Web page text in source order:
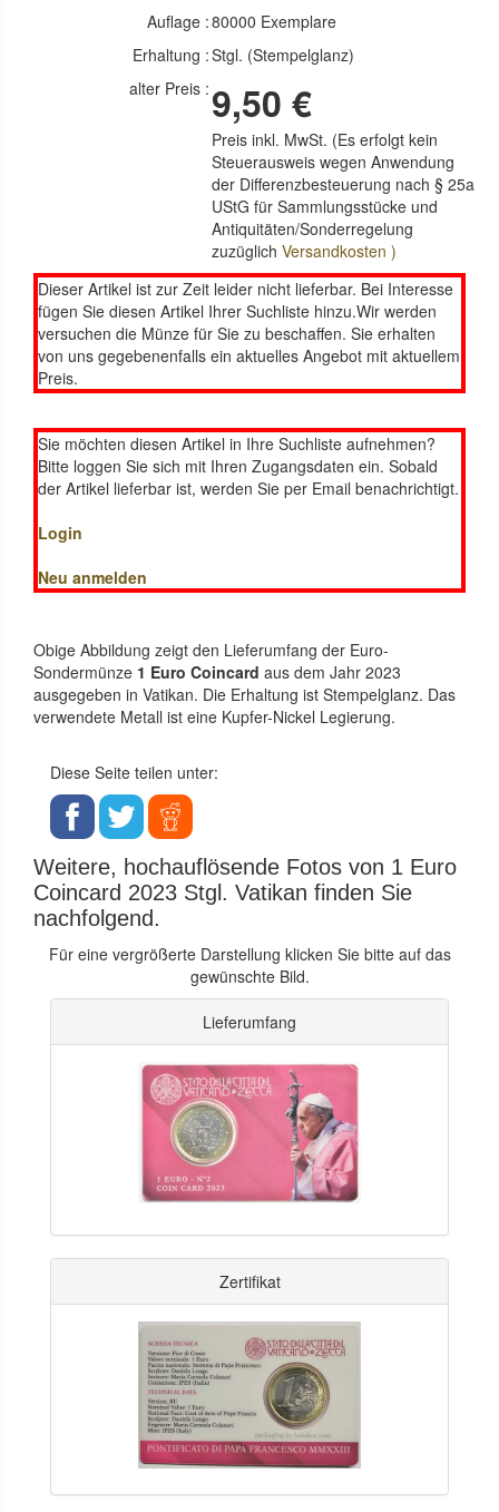
Auflage :80000 Exemplare
Erhaltung :Stgl. (Stempelglanz)
alter Preis : 9,50 €
Preis inkl. MwSt. (Es erfolgt kein
Steuerausweis wegen Anwendung
der Differenzbesteuerung nach § 25a
UStG für Sammlungsstücke und
Antiquitäten/Sonderregelung
zuzüglichVersandkosten )
Dieser Artikel ist zur Zeit leider nicht lieferbar. Bei Interesse
fügen Sie diesen Artikel Ihrer Suchliste hinzu.Wir werden
versuchen die Münze für Sie zu beschaffen. Sie erhalten
von uns gegebenenfalls ein aktuelles Angebot mit aktuellem
Preis.
Sie möchten diesen Artikel in Ihre Suchliste aufnehmen?
Bitte loggen Sie sich mit Ihren Zugangsdaten ein. Sobald
der Artikel lieferbar ist, werden Sie per Email benachrichtigt.
Login
Neu anmelden
Obige Abbildung zeigt den Lieferumfang der Euro-
Sondermünze 1 Euro Coincard aus dem Jahr 2023
ausgegeben in Vatikan. Die Erhaltung ist Stempelglanz. Das
verwendete Metall ist eine Kupfer-Nickel Legierung.
Diese Seite teilen unter:
Weitere, hochauflösende Fotos von 1 Euro
Coincard 2023 Stgl. Vatikan finden Sie
nachfolgend.
Für eine vergrößerte Darstellung klicken Sie bitte auf das
gewünschte Bild.
Lieferumfang
Zertifikat